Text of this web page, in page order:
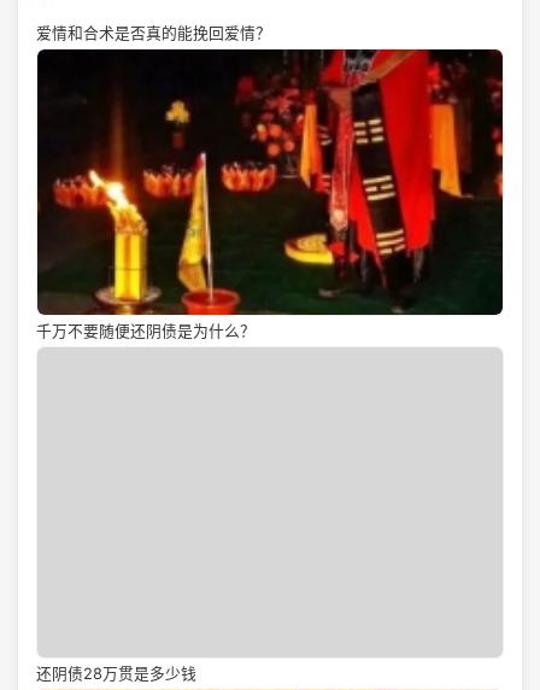
爱情和合术是否真的能挽回爱情？
千万不要随便还阴债是为什么？
还阴债28万贯是多少钱